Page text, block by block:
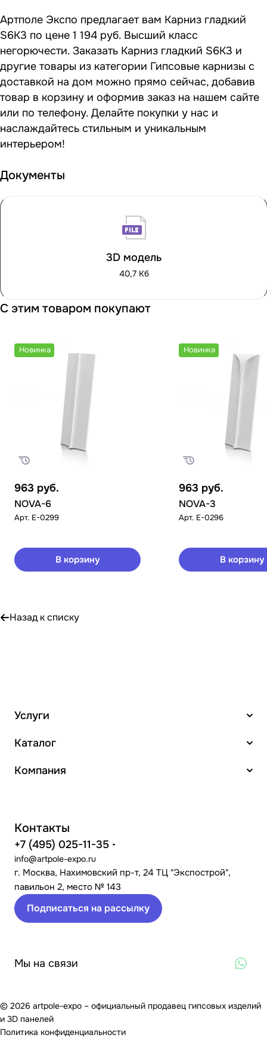
Артполе Экспо предлагает вам Карниз гладкий
S6K3 по цене 1 194 руб. Высший класс
негорючести. Заказать Карниз гладкий S6K3 и
другие товары из категории Гипсовые карнизы с
доставкой на дом можно прямо сейчас, добавив
товар в корзину и оформив заказ на нашем сайте
или по телефону. Делайте покупки у нас и
наслаждайтесь стильным и уникальным
интерьером!
Документы
3D модель
40,7 Кб
С этим товаром покупают
Новинка
963 руб.
NOVA-6
Арт. E-0299
В корзину
Новинка
963 руб.
NOVA-3
Арт. E-0296
В корзину
Назад к списку
Услуги
Каталог
Компания
Контакты
+7 (495) 025-11-35
info@artpole-expo.ru
г. Москва, Нахимовский пр-т, 24 ТЦ "Экспострой",
павильон 2, место № 143
Подписаться на рассылку
Мы на связи
© 2026 artpole-expo – официальный продавец гипсовых изделий
и 3D панелей
Политика конфиденциальности